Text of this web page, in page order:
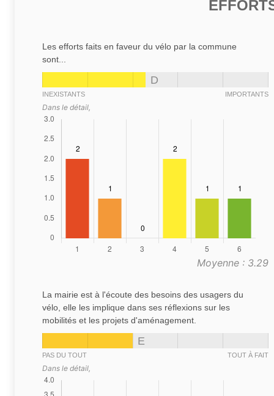
Les efforts faits en faveur du vélo par la commune
sont...
D
INEXISTANTS IMPORTANTS
Dans le détail,
Moyenne : 3.29
La mairie est à l'écoute des besoins des usagers du
vélo, elle les implique dans ses réflexions sur les
mobilités et les projets d'aménagement.
E
PAS DU TOUT TOUT À FAIT
Dans le détail,